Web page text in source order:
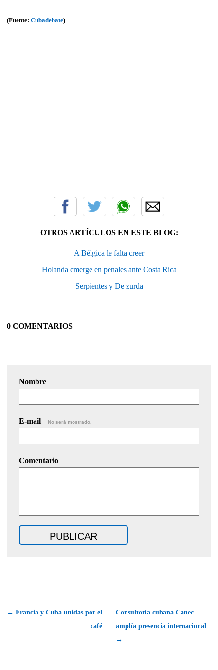
(Fuente: Cubadebate)
OTROS ARTÍCULOS EN ESTE BLOG:
A Bélgica le falta creer
Holanda emerge en penales ante Costa Rica
Serpientes y De zurda
0 COMENTARIOS
Nombre
E-mail No será mostrado.
Comentario
← Francia y Cuba unidas por el
café
Consultoría cubana Canec
amplía presencia internacional
→